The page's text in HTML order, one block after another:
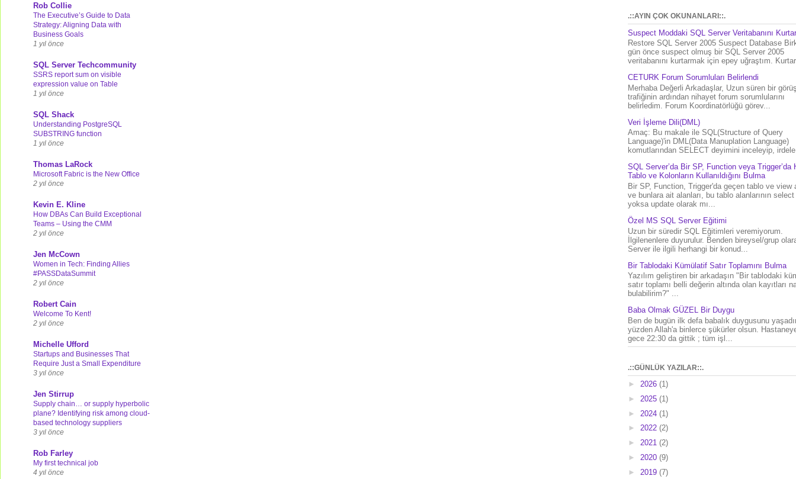
Rob Collie
The Executive’s Guide to Data
Strategy: Aligning Data with
Business Goals
1 yıl önce
SQL Server Techcommunity
SSRS report sum on visible
expression value on Table
1 yıl önce
SQL Shack
Understanding PostgreSQL
SUBSTRING function
1 yıl önce
Thomas LaRock
Microsoft Fabric is the New Office
2 yıl önce
Kevin E. Kline
How DBAs Can Build Exceptional
Teams – Using the CMM
2 yıl önce
Jen McCown
Women in Tech: Finding Allies
#PASSDataSummit
2 yıl önce
Robert Cain
Welcome To Kent!
2 yıl önce
Michelle Ufford
Startups and Businesses That
Require Just a Small Expenditure
3 yıl önce
Jen Stirrup
Supply chain… or supply hyperbolic
plane? Identifying risk among cloud-
based technology suppliers
3 yıl önce
Rob Farley
My first technical job
4 yıl önce
.::AYIN ÇOK OKUNANLARI::.
Suspect Moddaki SQL Server Veritabanını
Restore SQL Server 2005 Suspect Database
gün önce suspect olmuş bir SQL Server 2005
veritabanını kurtarmak için epey uğraştım.
CETURK Forum Sorumluları Belirlendi
Merhaba Değerli Arkadaşlar, Uzun süren bir
trafiğinin ardından nihayet forum sorumlularını
belirledim. Forum Koordinatörlüğü görev...
Veri İşleme Dili(DML)
Amaç: Bu makale ile SQL(Structure of Query
Language)'in DML(Data Manuplation Language)
komutlarından SELECT deyimini inceleyip,
SQL Server’da Bir SP, Function veya Trigger’da
Tablo ve Kolonların Kullanıldığını Bulma
Bir SP, Function, Trigger'da geçen tablo ve view
ve bunlara ait alanları, bu tablo alanlarının
yoksa update olarak mı...
Özel MS SQL Server Eğitimi
Uzun bir süredir SQL Eğitimleri veremiyorum.
İlgilenenlere duyurulur. Benden bireysel/grup
Server ile ilgili herhangi bir konud...
Bir Tablodaki Kümülatif Satır Toplamını Bulma
Yazılım geliştiren bir arkadaşın "Bir tablodaki
satır toplamı belli değerin altında olan kayıtları
bulabilirim?" ...
Baba Olmak GÜZEL Bir Duygu
Ben de bugün ilk defa babalık duygusunu
yüzden Allah'a binlerce şükürler olsun.
gece 22:30 da gittik ; tüm işl...
.::GÜNLÜK YAZILAR::.
► 2026 (1)
► 2025 (1)
► 2024 (1)
► 2022 (2)
► 2021 (2)
► 2020 (9)
► 2019 (7)